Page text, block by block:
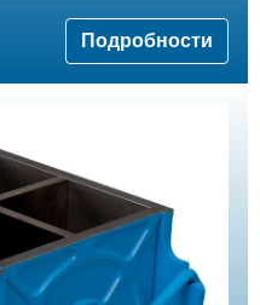
Подробности